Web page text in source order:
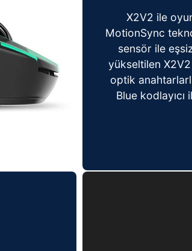
X2V2 ile
MotionSync
sensör ile
yükseltilen X2V2
optik
Blue